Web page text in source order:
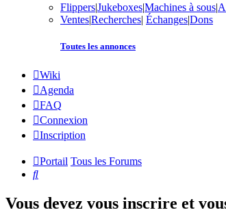
Flippers|Jukeboxes|Machines à sous|
Ventes|Recherches| Échanges|Dons
Toutes les annonces
Wiki
Agenda
FAQ
Connexion
Inscription
Portail Tous les Forums
Rechercher
Vous devez vous inscrire et